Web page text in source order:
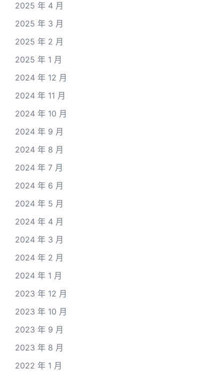
2025 年 4 月
2025 年 3 月
2025 年 2 月
2025 年 1 月
2024 年 12 月
2024 年 11 月
2024 年 10 月
2024 年 9 月
2024 年 8 月
2024 年 7 月
2024 年 6 月
2024 年 5 月
2024 年 4 月
2024 年 3 月
2024 年 2 月
2024 年 1 月
2023 年 12 月
2023 年 10 月
2023 年 9 月
2023 年 8 月
2022 年 1 月